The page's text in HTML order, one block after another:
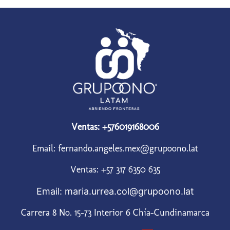
Ventas: +576019168006
Email: fernando.angeles.mex@grupoono.lat
Ventas: +57 317 6350 635
Email: maria.urrea.col@grupoono.lat
Carrera 8 No. 15-73 Interior 6 Chía-Cundinamarca